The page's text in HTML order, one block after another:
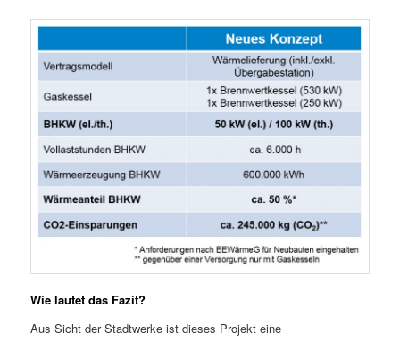
Wie lautet das Fazit?
Aus Sicht der Stadtwerke ist dieses Projekt eine